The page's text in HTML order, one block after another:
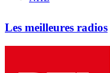
Les meilleures radios